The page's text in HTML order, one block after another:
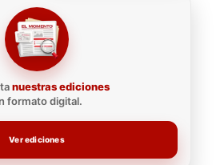
nuestras ediciones
formato digital.
Ver ediciones